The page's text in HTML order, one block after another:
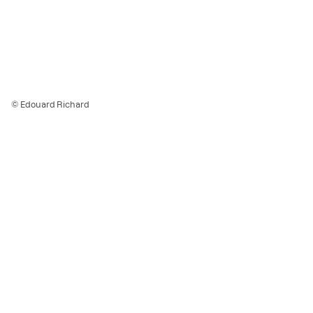
© Edouard Richard